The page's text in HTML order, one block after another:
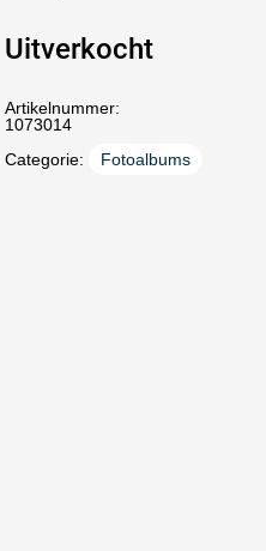
Uitverkocht
Artikelnummer:
1073014
Categorie:
Fotoalbums